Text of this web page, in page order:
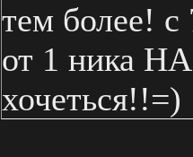
тем более! с
от 1 ника
хочеться!!=)